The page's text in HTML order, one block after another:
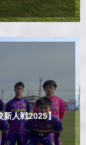
新人戦2025】